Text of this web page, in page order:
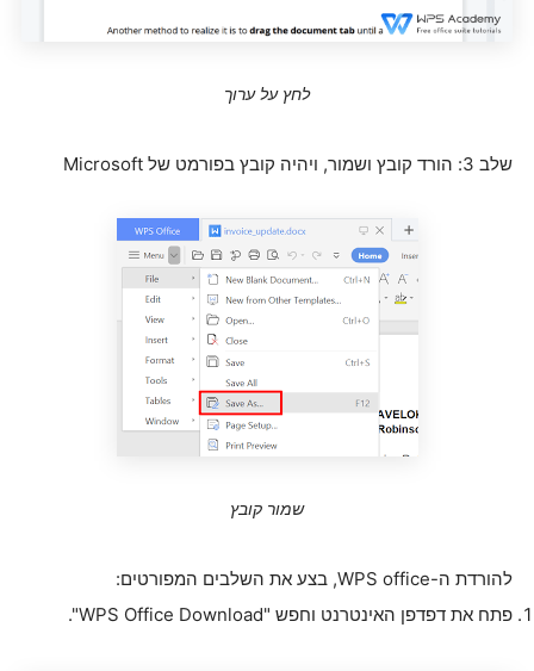
לחץ על ערוך
שלב 3: הורד קובץ ושמור, ויהיה קובץ בפורמט של Microsoft
שמור קובץ
להורדת ה-WPS office, בצע את השלבים המפורטים:
פתח את דפדפן האינטרנט וחפש "WPS Office Download".